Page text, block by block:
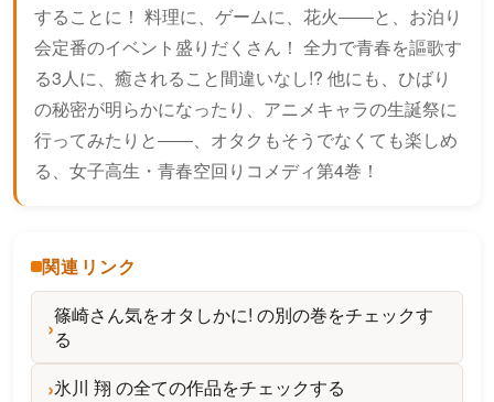
することに！ 料理に、ゲームに、花火――と、お泊り
会定番のイベント盛りだくさん！ 全力で青春を謳歌す
る3人に、癒されること間違いなし!? 他にも、ひばり
の秘密が明らかになったり、アニメキャラの生誕祭に
行ってみたりと――、オタクもそうでなくても楽しめ
る、女子高生・青春空回りコメディ第4巻！
関連リンク
篠崎さん気をオタしかに! の別の巻をチェックす
る
氷川 翔 の全ての作品をチェックする